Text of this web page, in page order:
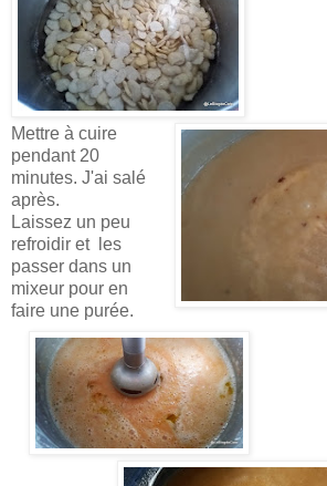
Mettre à cuire
pendant 20
minutes. J'ai salé
après.
Laissez un peu
refroidir et les
passer dans un
mixeur pour en
faire une purée.